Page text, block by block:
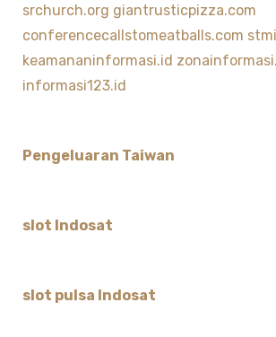
srchurch.org giantrusticpizza.com
conferencecallstomeatballs.com
keamananinformasi.id
informasi123.id
Pengeluaran Taiwan
slot Indosat
slot pulsa Indosat